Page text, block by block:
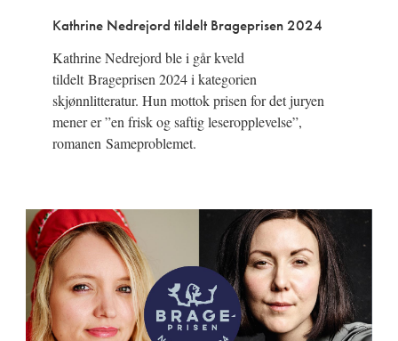
Kathrine Nedrejord tildelt Brageprisen 2024
Kathrine Nedrejord ble i går kveld
tildelt Brageprisen 2024 i kategorien
skjønnlitteratur. Hun mottok prisen for det juryen
mener er ”en frisk og saftig leseropplevelse”,
romanen Sameproblemet.